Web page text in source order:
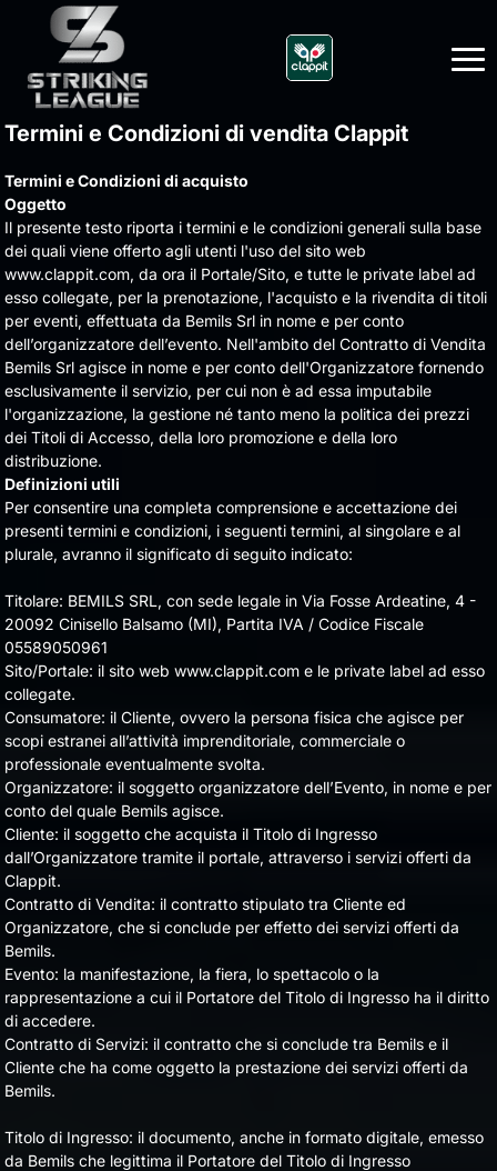
Termini e Condizioni di vendita Clappit
Termini e Condizioni di acquisto
Oggetto
Il presente testo riporta i termini e le condizioni generali sulla base
dei quali viene offerto agli utenti l'uso del sito web
www.clappit.com, da ora il Portale/Sito, e tutte le private label ad
esso collegate, per la prenotazione, l'acquisto e la rivendita di titoli
per eventi, effettuata da Bemils Srl in nome e per conto
dell’organizzatore dell’evento. Nell'ambito del Contratto di Vendita
Bemils Srl agisce in nome e per conto dell'Organizzatore fornendo
esclusivamente il servizio, per cui non è ad essa imputabile
l'organizzazione, la gestione né tanto meno la politica dei prezzi
dei Titoli di Accesso, della loro promozione e della loro
distribuzione.
Definizioni utili
Per consentire una completa comprensione e accettazione dei
presenti termini e condizioni, i seguenti termini, al singolare e al
plurale, avranno il significato di seguito indicato:
Titolare: BEMILS SRL, con sede legale in Via Fosse Ardeatine, 4 -
20092 Cinisello Balsamo (MI), Partita IVA / Codice Fiscale
05589050961
Sito/Portale: il sito web www.clappit.com e le private label ad esso
collegate.
Consumatore: il Cliente, ovvero la persona fisica che agisce per
scopi estranei all’attività imprenditoriale, commerciale o
professionale eventualmente svolta.
Organizzatore: il soggetto organizzatore dell’Evento, in nome e per
conto del quale Bemils agisce.
Cliente: il soggetto che acquista il Titolo di Ingresso
dall’Organizzatore tramite il portale, attraverso i servizi offerti da
Clappit.
Contratto di Vendita: il contratto stipulato tra Cliente ed
Organizzatore, che si conclude per effetto dei servizi offerti da
Bemils.
Evento: la manifestazione, la fiera, lo spettacolo o la
rappresentazione a cui il Portatore del Titolo di Ingresso ha il diritto
di accedere.
Contratto di Servizi: il contratto che si conclude tra Bemils e il
Cliente che ha come oggetto la prestazione dei servizi offerti da
Bemils.
Titolo di Ingresso: il documento, anche in formato digitale, emesso
da Bemils che legittima il Portatore del Titolo di Ingresso